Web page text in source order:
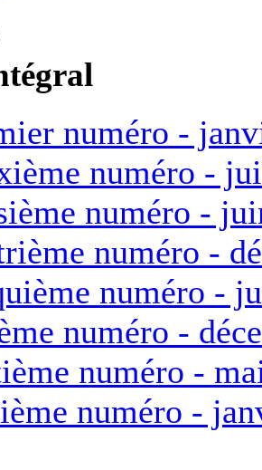
numéro -
numéro -
numéro -
numéro -
numéro -
numéro -
numéro -
numéro -